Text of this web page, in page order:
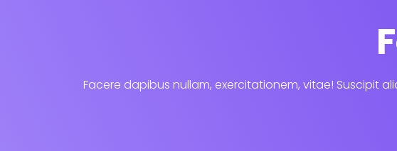
Facere dapibus nullam, exercitationem, vitae! Suscipit